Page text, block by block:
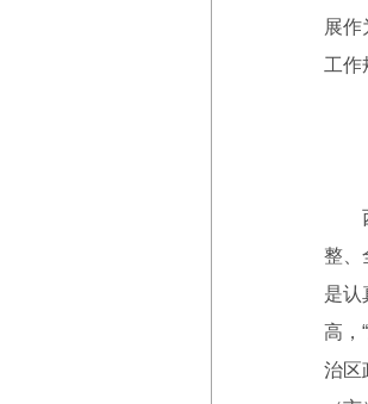
展
工作
西
整、
是认
高，
治区